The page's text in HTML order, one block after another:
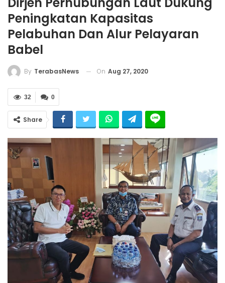
Peningkatan Kapasitas
Pelabuhan Dan Alur Pelayaran
Babel
By TerabasNews On Aug 27, 2020
0
32
Share